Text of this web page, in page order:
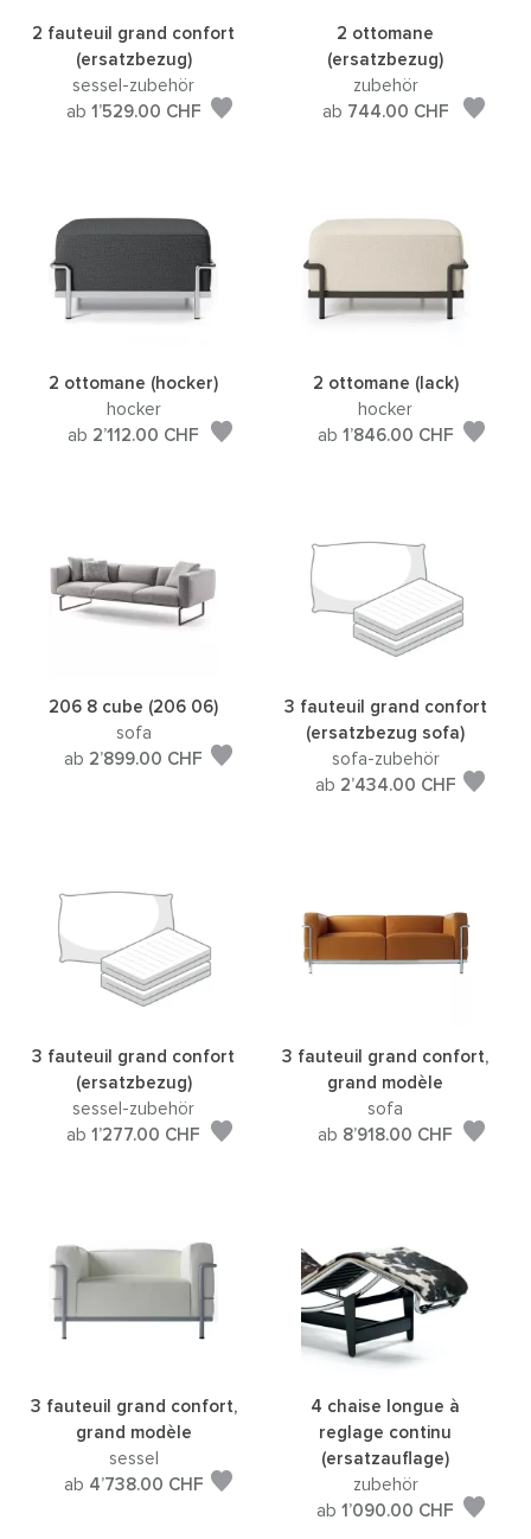
2 fauteuil grand confort
(ersatzbezug)
sessel-zubehör
ab 1’529.00 CHF
2 ottomane
(ersatzbezug)
zubehör
ab 744.00 CHF
2 ottomane (hocker)
hocker
ab 2’112.00 CHF
2 ottomane (lack)
hocker
ab 1’846.00 CHF
206 8 cube (206 06)
sofa
ab 2’899.00 CHF
3 fauteuil grand confort
(ersatzbezug sofa)
sofa-zubehör
ab 2’434.00 CHF
3 fauteuil grand confort
(ersatzbezug)
sessel-zubehör
ab 1’277.00 CHF
3 fauteuil grand confort,
grand modèle
sofa
ab 8’918.00 CHF
3 fauteuil grand confort,
grand modèle
sessel
ab 4’738.00 CHF
4 chaise longue à
reglage continu
(ersatzauflage)
zubehör
ab1’090.00 CHF